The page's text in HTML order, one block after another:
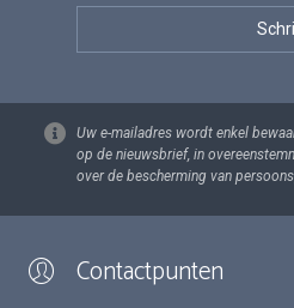
Uw e-mailadres wordt enkel
op de nieuwsbrief, in
over de bescherming van
Contactpunten